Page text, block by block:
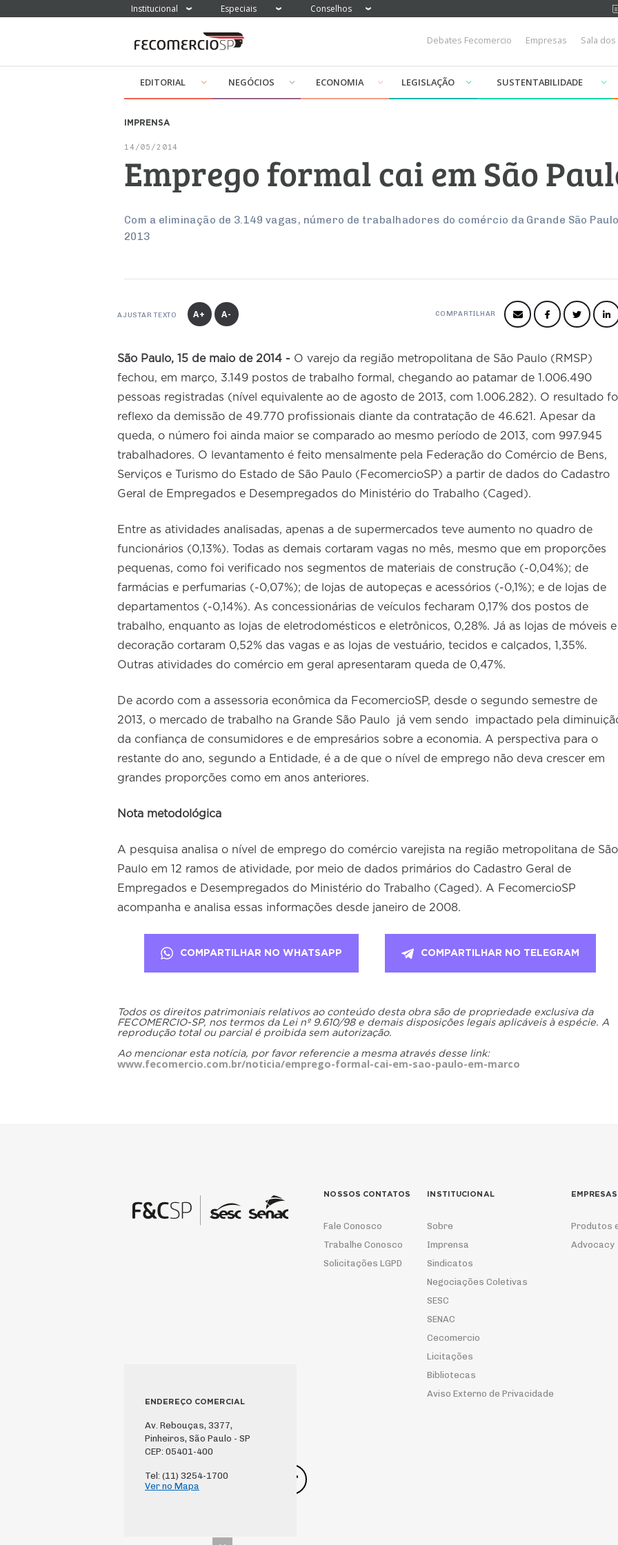
Institucional Especiais Conselhos
Debates Fecomercio Empresas Sala
EDITORIAL NEGÓCIOS ECONOMIA LEGISLAÇÃO SUSTENTABILIDADE
IMPRENSA
14/05/2014
Emprego formal cai em São
Com a eliminação de 3.149 vagas, número de trabalhadores do comércio da Grande São
2013
AJUSTAR TEXTO A+ A- COMPARTILHAR
São Paulo, 15 de maio de 2014 - O varejo da região metropolitana de São Paulo (RMSP)
fechou, em março, 3.149 postos de trabalho formal, chegando ao patamar de 1.006.490
pessoas registradas (nível equivalente ao de agosto de 2013, com 1.006.282). O resultado
reflexo da demissão de 49.770 profissionais diante da contratação de 46.621. Apesar da
queda, o número foi ainda maior se comparado ao mesmo período de 2013, com 997.945
trabalhadores. O levantamento é feito mensalmente pela Federação do Comércio de Bens,
Serviços e Turismo do Estado de São Paulo (FecomercioSP) a partir de dados do Cadastro
Geral de Empregados e Desempregados do Ministério do Trabalho (Caged).
Entre as atividades analisadas, apenas a de supermercados teve aumento no quadro de
funcionários (0,13%). Todas as demais cortaram vagas no mês, mesmo que em proporções
pequenas, como foi verificado nos segmentos de materiais de construção (-0,04%); de
farmácias e perfumarias (-0,07%); de lojas de autopeças e acessórios (-0,1%); e de lojas de
departamentos (-0,14%). As concessionárias de veículos fecharam 0,17% dos postos de
trabalho, enquanto as lojas de eletrodomésticos e eletrônicos, 0,28%. Já as lojas de móveis e
decoração cortaram 0,52% das vagas e as lojas de vestuário, tecidos e calçados, 1,35%.
Outras atividades do comércio em geral apresentaram queda de 0,47%.
De acordo com a assessoria econômica da FecomercioSP, desde o segundo semestre de
2013, o mercado de trabalho na Grande São Paulo já vem sendo impactado pela
da confiança de consumidores e de empresários sobre a economia. A perspectiva para o
restante do ano, segundo a Entidade, é a de que o nível de emprego não deva crescer em
grandes proporções como em anos anteriores.
Nota metodológica
A pesquisa analisa o nível de emprego do comércio varejista na região metropolitana de São
Paulo em 12 ramos de atividade, por meio de dados primários do Cadastro Geral de
Empregados e Desempregados do Ministério do Trabalho (Caged). A FecomercioSP
acompanha e analisa essas informações desde janeiro de 2008.
COMPARTILHAR NO WHATSAPP COMPARTILHAR NO TELEGRAM
Todos os direitos patrimoniais relativos ao conteúdo desta obra são de propriedade exclusiva da
FECOMERCIO-SP, nos termos da Lei nº 9.610/98 e demais disposições legais aplicáveis à espécie. A
reprodução total ou parcial é proibida sem autorização.
Ao mencionar esta notícia, por favor referencie a mesma através desse link:
www.fecomercio.com.br/noticia/emprego-formal-cai-em-sao-paulo-em-marco
NOSSOS CONTATOS
Fale Conosco
Trabalhe Conosco
Solicitações LGPD
INSTITUCIONAL
Sobre
Imprensa
Sindicatos
Negociações Coletivas
SESC
SENAC
Cecomercio
Licitações
Bibliotecas
Aviso Externo de Privacidade
EMPRESAS
Produtos
Advocacy
ENDEREÇO COMERCIAL
Av. Rebouças, 3377,
Pinheiros, São Paulo - SP
CEP: 05401-400
Tel: (11) 3254-1700
Ver no Mapa